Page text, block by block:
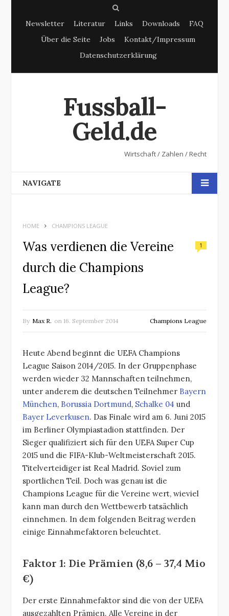
e
r
Newsletter Literatur Links Downloads
FAQ
Über die Seite
Jobs
Kontakt/Impressum
Datenschutzerklärung
Fussball-
Geld.de
Wirtschaft / Zahlen / Recht
NAVIGATE
HOME CHAMPIONS LEAGUE
Was verdienen die Vereine
durch die Champions
League?
1
By Max R. on 16. September 2014 Champions League
Heute Abend beginnt die UEFA Champions
League Saison 2014/2015. In der Gruppenphase
werden wieder 32 Mannschaften teilnehmen,
unter anderem die deutschen Teilnehmer Bayern
München, Borussia Dortmund, Schalke 04 und
Bayer Leverkusen. Das Finale wird am 6. Juni 2015
im Berliner Olympiastadion stattfinden. Der
Sieger qualifiziert sich für den UEFA Super Cup
2015 und die FIFA-Klub-Weltmeisterschaft 2015.
Titelverteidiger ist Real Madrid. Soviel zum
sportlichen Teil. Doch was genau ist die
Champions League für die Vereine wert, wieviel
kann man durch den Wettbewerb tatsächlich
einnehmen. In dem folgenden Beitrag werden
einige Einnahmefaktoren beleuchtet.
Faktor 1: Die Prämien (8,6 – 37,4 Mio
€)
Der erste Einnahmefaktor sind die von der UEFA
ausgezahlten Prämien. Alle Vereine in der